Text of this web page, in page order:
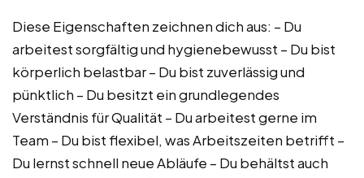
Diese Eigenschaften zeichnen dich aus: – Du
arbeitest sorgfältig und hygienebewusst – Du bist
körperlich belastbar – Du bist zuverlässig und
pünktlich – Du besitzt ein grundlegendes
Verständnis für Qualität – Du arbeitest gerne im
Team – Du bist flexibel, was Arbeitszeiten betrifft –
Du lernst schnell neue Abläufe – Du behältst auch